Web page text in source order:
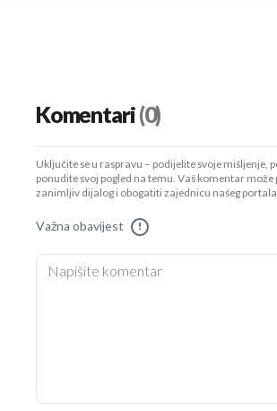
Komentari(0)
Uključite se u raspravu – podijelite svoje mišljenje,
ponudite svoj pogled na temu. Vaš komentar
zanimljiv dijalog i obogatiti zajednicu našeg
Važna obavijest !